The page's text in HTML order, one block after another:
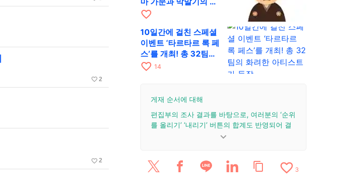
favorite_border 2
favorite_border 2
대화에 얽힌 문제
favorite_border
10일간에 걸친 스페셜
이벤트 ‘타르타르 록 페
스’를 개최! 총 32팀의
화려한 아티스트가 등
favorite_border 14
게재 순서에 대해
편집부의 조사 결과를 바탕으로, 여러분의 ‘순위
를 올리기’ ‘내리기’ 버튼의 합계도 반영되어 결
2026/6/24: 기사를 공개했습니다.
keyboard_arrow_down
content_copy favorite_border 3